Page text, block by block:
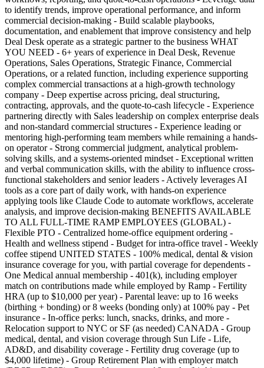
to identify trends, improve operational performance, and inform
commercial decision-making - Build scalable playbooks,
documentation, and enablement that improve consistency and help
Deal Desk operate as a strategic partner to the business WHAT
YOU NEED - 6+ years of experience in Deal Desk, Revenue
Operations, Sales Operations, Strategic Finance, Commercial
Operations, or a related function, including experience supporting
complex commercial transactions at a high-growth technology
company - Deep expertise across pricing, deal structuring,
contracting, approvals, and the quote-to-cash lifecycle - Experience
partnering directly with Sales leadership on complex enterprise deals
and non-standard commercial structures - Experience leading or
mentoring high-performing team members while remaining a hands-
on operator - Strong commercial judgment, analytical problem-
solving skills, and a systems-oriented mindset - Exceptional written
and verbal communication skills, with the ability to influence cross-
functional stakeholders and senior leaders - Actively leverages AI
tools as a core part of daily work, with hands-on experience
applying tools like Claude Code to automate workflows, accelerate
analysis, and improve decision-making BENEFITS AVAILABLE
TO ALL FULL-TIME RAMP EMPLOYEES (GLOBAL) -
Flexible PTO - Centralized home-office equipment ordering -
Health and wellness stipend - Budget for intra-office travel - Weekly
coffee stipend UNITED STATES - 100% medical, dental & vision
insurance coverage for you, with partial coverage for dependents -
One Medical annual membership - 401(k), including employer
match on contributions made while employed by Ramp - Fertility
HRA (up to $10,000 per year) - Parental leave: up to 16 weeks
(birthing + bonding) or 8 weeks (bonding only) at 100% pay - Pet
insurance - In-office perks: lunch, snacks, drinks, and more -
Relocation support to NYC or SF (as needed) CANADA - Group
medical, dental, and vision coverage through Sun Life - Life,
AD&D, and disability coverage - Fertility drug coverage (up to
$4,000 lifetime) - Group Retirement Plan with employer match